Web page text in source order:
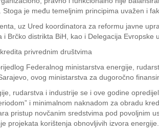
je među temeljnim principima uvažen i
uz Ured koordinatora za reformu javne
Brčko distrikta BiH, kao i Delegacija Evropske
privrednim društvima
Federalnog ministarstva energije,
ovog ministarstva za dugoročno
rudarstva i industrije se i ove godine
i minimalnom naknadom za obradu
pristup novčanim sredstvima pod povoljnim
projekata korištenja obnovljivih izvora energije.